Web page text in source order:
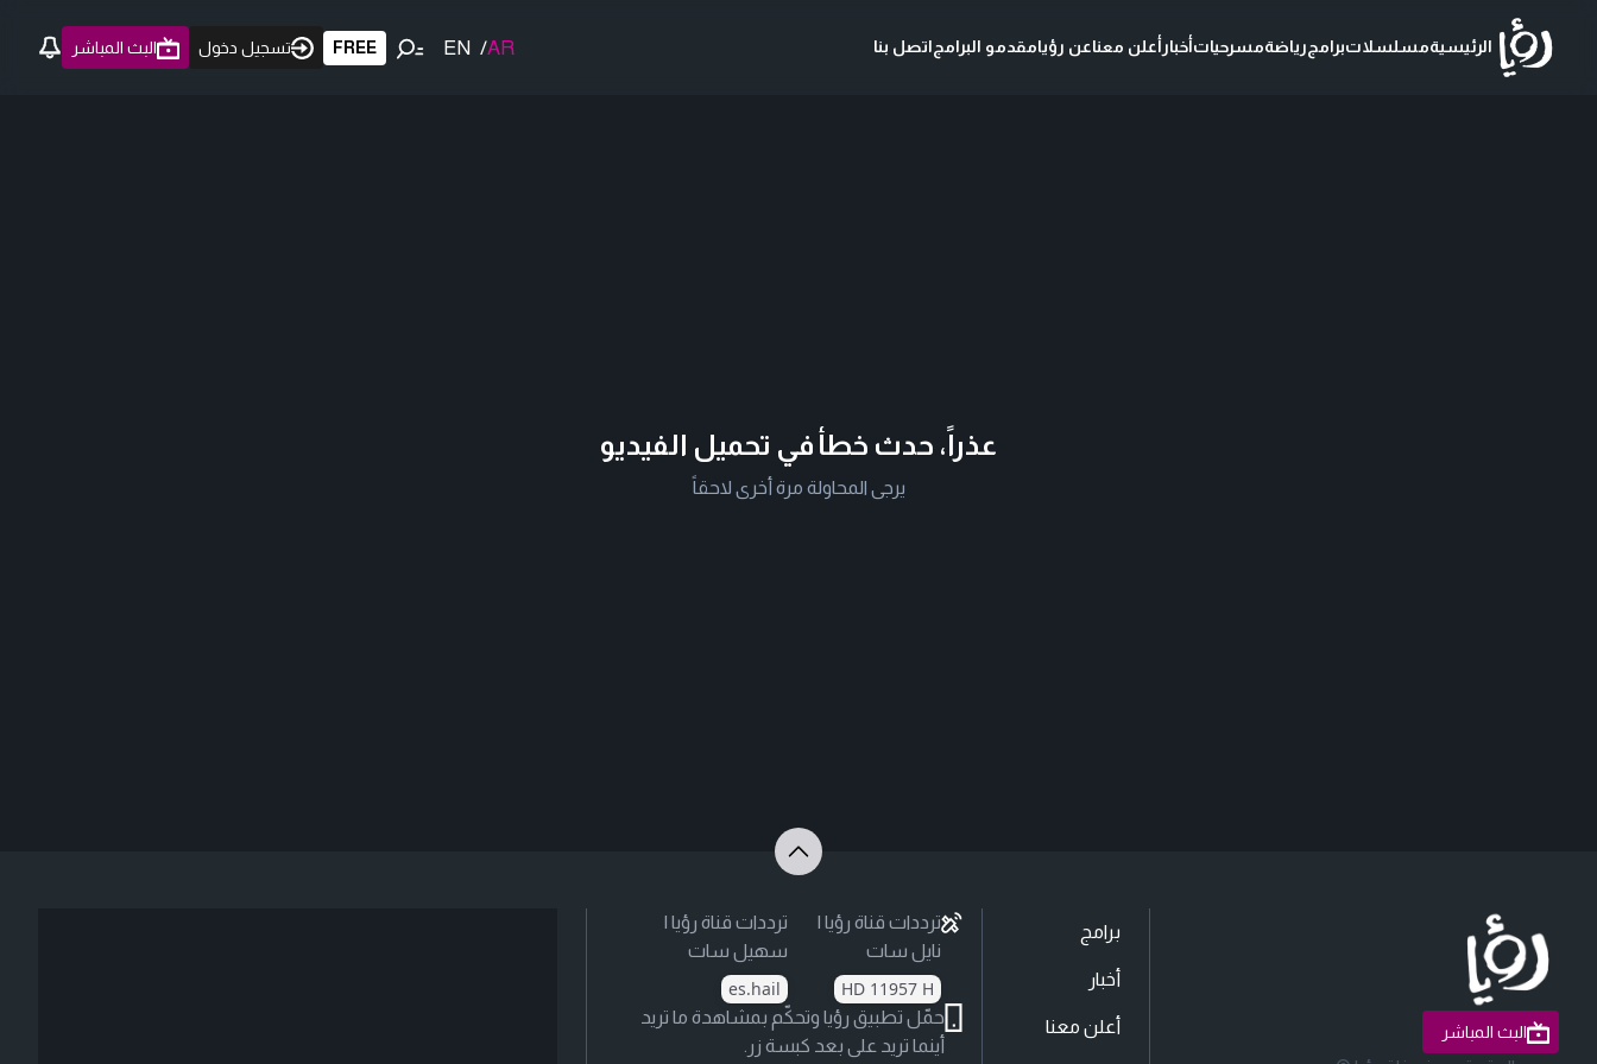
الرئيسيةمسلسلاتبرامجرياضةمسرحياتأخبارأعلن معناعن رؤيامقدمو البرامجاتصل بنا AR
/
EN
FREE تسجيل دخول البث المباشر
عذراً، حدث خطأ في تحميل الفيديو
يرجى المحاولة مرة أخرى لاحقاً
البث المباشر
برامج
أخبار
أعلن معنا
ترددات قناة رؤيا |
نايل سات
HD 11957 H
ترددات قناة رؤيا |
سهيل سات
es.hail
حمّل تطبيق رؤيا وتحكّم بمشاهدة ما تريد
أينما تريد على بعد كبسة زر.